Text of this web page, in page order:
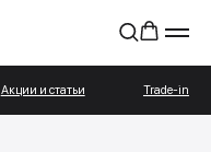
Акции и статьи Trade-in